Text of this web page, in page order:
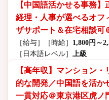
【中国語活かせる事務
経理・人事が選べるオフ
ザサポート＆在宅相談可
［給与］ ［時給］ 1,800円～
［日本語レベル］ 上級
【高年収】マンション
的な開発／中国語を活か
一貫対応＠東京港区虎ノ